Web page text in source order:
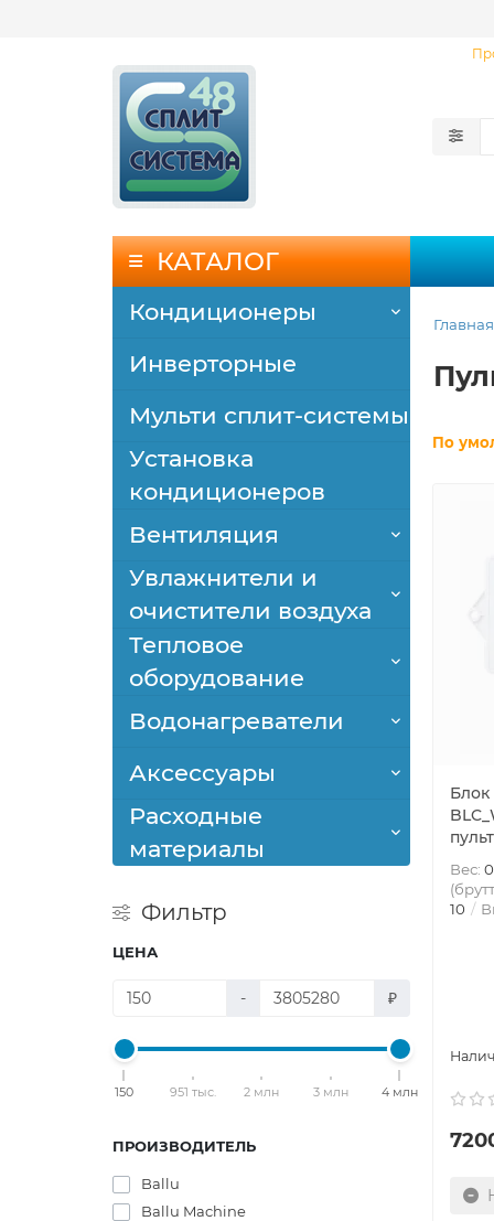
КАТАЛОГ
Кондиционеры
Инверторные
Мульти сплит-системы
Установка
кондиционеров
Вентиляция
Увлажнители и
очистители воздуха
Тепловое
оборудование
Водонагреватели
Аксессуары
Расходные
материалы
Главная
Фильтр
ЦЕНА
- ₽
150 951 тыс. 2 млн 3 млн 4 млн
ПРОИЗВОДИТЕЛЬ
Ballu
Ballu Machine
По
Вес:
10